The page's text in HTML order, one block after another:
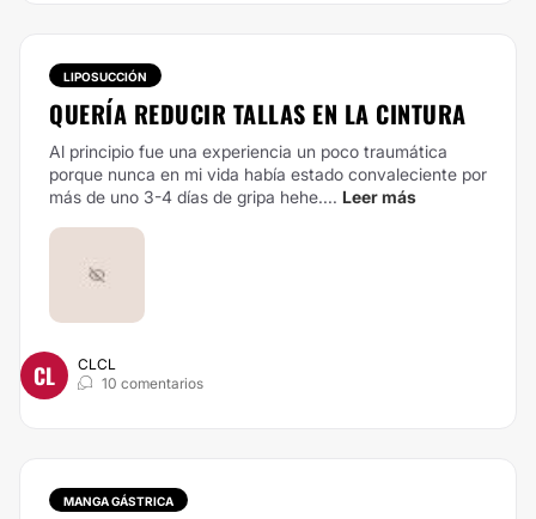
LIPOSUCCIÓN
QUERÍA REDUCIR TALLAS EN LA CINTURA
Al principio fue una experiencia un poco traumática
porque nunca en mi vida había estado convaleciente por
más de uno 3-4 días de gripa hehe.... Leer más
CL
CLCL
10 comentarios
MANGA GÁSTRICA